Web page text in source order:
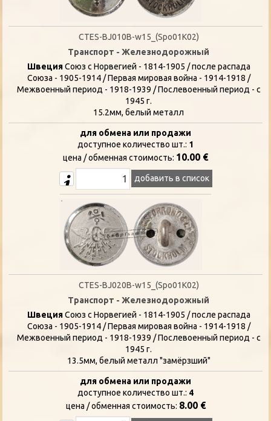
CTES-BJ010B-w15_(Spo01K02)
Транспорт - Железнодорожный
ШвецияСоюз с Норвегией - 1814-1905 / после распада
Союза - 1905-1914 / Первая мировая война - 1914-1918 /
Межвоенный период - 1918-1939 / Послевоенный период - с
1945 г.
15.2мм, белый металл
для обмена или продажи
доступное количество шт.: 1
цена / oбменная стоимость: 10.00 €
добавить в список
CTES-BJ020B-w15_(Spo01K02)
Транспорт - Железнодорожный
ШвецияСоюз с Норвегией - 1814-1905 / после распада
Союза - 1905-1914 / Первая мировая война - 1914-1918 /
Межвоенный период - 1918-1939 / Послевоенный период - с
1945 г.
13.5мм, белый металл "замёрзший"
для обмена или продажи
доступное количество шт.: 4
цена / oбменная стоимость: 8.00 €